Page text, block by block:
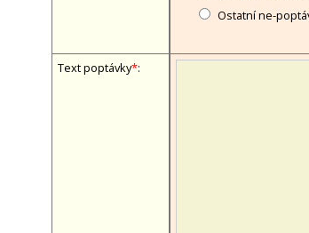
Ostatní ne-
Text poptávky*: